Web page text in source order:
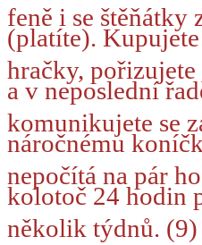
feně i se
(platíte). Kupujete
hračky,
a v neposlední
komunikujete se
náročnému
nepočítá na pár
kolotoč 24 hodin
několik týdnů. (9)